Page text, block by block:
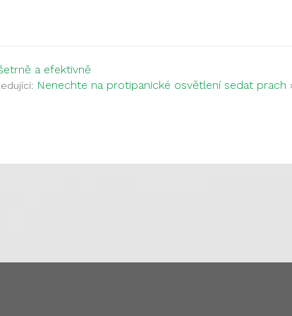
a efektivně
Nenechte na protipanické osvětlení sedat prach